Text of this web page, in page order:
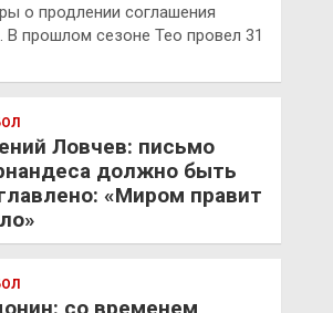
о продлении соглашения
В прошлом сезоне Тео провел 31
Ловчев: письмо
должно быть
«Миром правит